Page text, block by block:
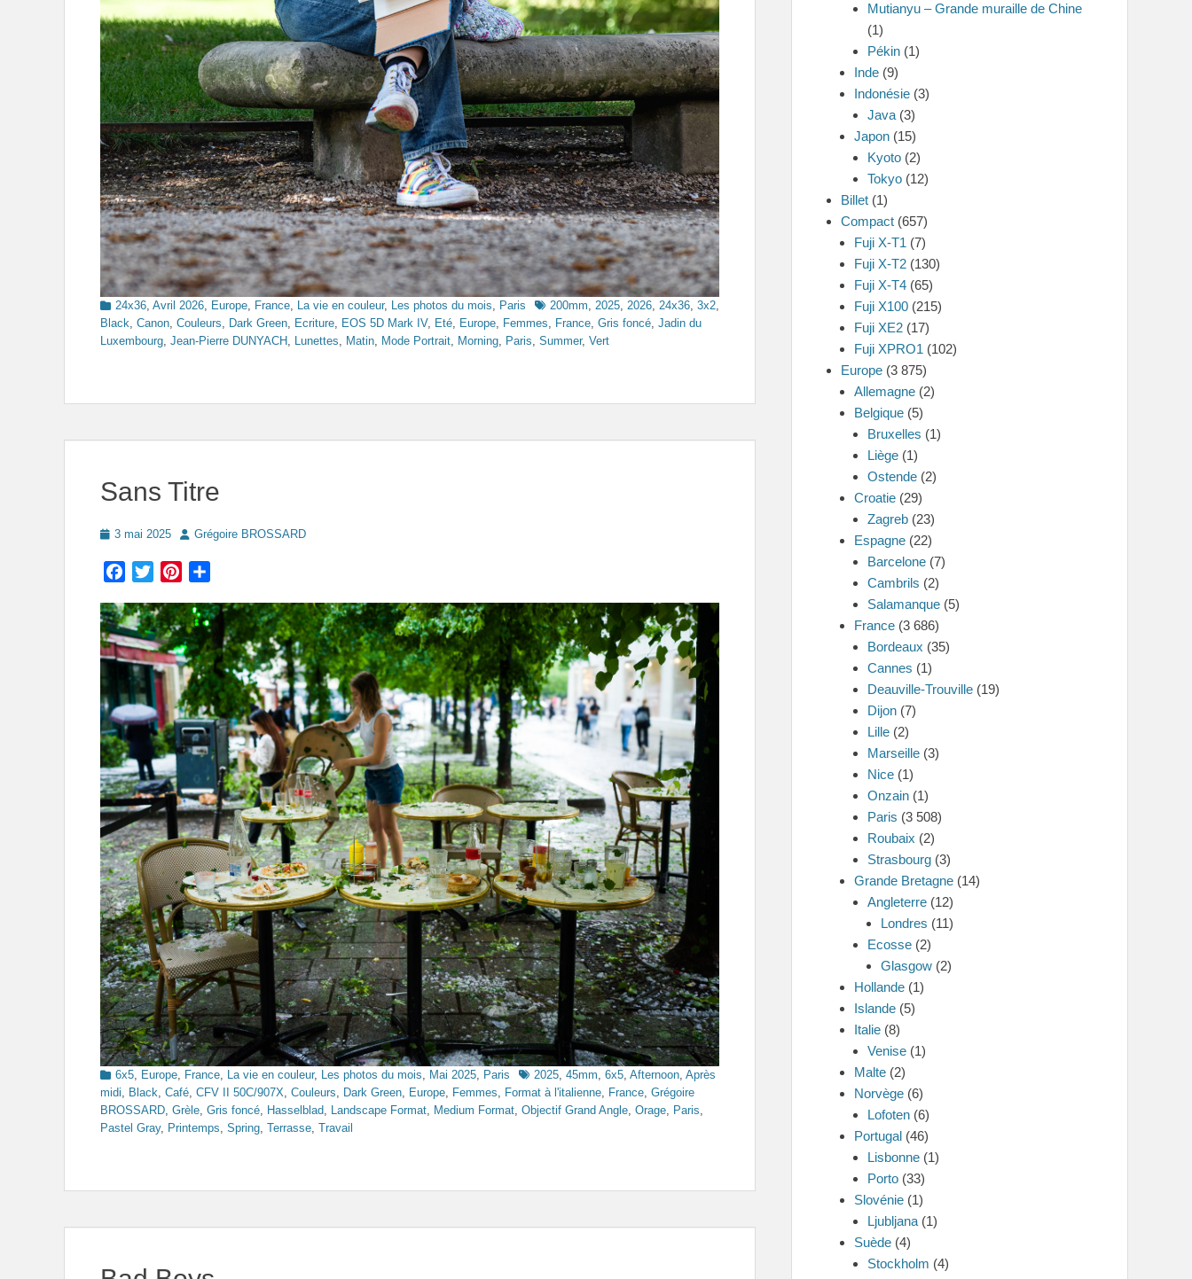
Categories
24x36 Avril 2026 Europe France La vie en couleur, Les photos du mois Paris Tags200mm 2025 2026 24x36 3x2
Black Canon Couleurs Dark Green Ecriture EOS 5D Mark IV, Eté Europe Femmes France Gris foncé Jadin du
Luxembourg Jean-Pierre DUNYACH Lunettes Matin Mode Portrait Morning Paris Summer, Vert
Sans Titre
Posted
3 mai 2025 Author
Grégoire BROSSARD
Facebook
TwitterPinterest
Categories
6x5 Europe France La vie en couleur, Les photos du mois Mai 2025 Paris Tags2025 45mm 6x5 Afternoon Après
midi
Black Café CFV II 50C/907X Couleurs Dark Green Europe Femmes Format à l'italienne France Grégoire
BROSSARD Grèle Gris foncé Hasselblad Landscape Format Medium Format Objectif Grand Angle Orage Paris
Pastel Gray, Printemps Spring Terrasse Travail
Mutianyu – Grande muraille de Chine
(1)
Pékin (1)
Inde (9)
Indonésie (3)
Java (3)
Japon (15)
Kyoto (2)
Tokyo (12)
Billet (1)
Compact (657)
Fuji X-T1 (7)
Fuji X-T2 (130)
Fuji X-T4 (65)
Fuji X100 (215)
Fuji XE2 (17)
Fuji XPRO1 (102)
Europe (3 875)
Allemagne (2)
Belgique (5)
Bruxelles (1)
Liège (1)
Ostende (2)
Croatie (29)
Zagreb (23)
Espagne (22)
Barcelone (7)
Cambrils (2)
Salamanque (5)
France (3 686)
Bordeaux (35)
Cannes (1)
Deauville-Trouville (19)
Dijon (7)
Lille (2)
Marseille (3)
Nice (1)
Onzain (1)
Paris (3 508)
Roubaix (2)
Strasbourg (3)
Grande Bretagne (14)
Angleterre (12)
Londres (11)
Ecosse (2)
Glasgow (2)
Hollande (1)
Islande (5)
Italie (8)
Venise (1)
Malte (2)
Norvège (6)
Lofoten (6)
Portugal (46)
Lisbonne (1)
Porto (33)
Slovénie (1)
Ljubljana (1)
Suède (4)
Stockholm (4)